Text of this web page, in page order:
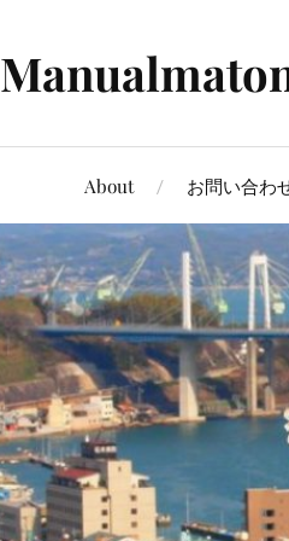
About お問い合わ